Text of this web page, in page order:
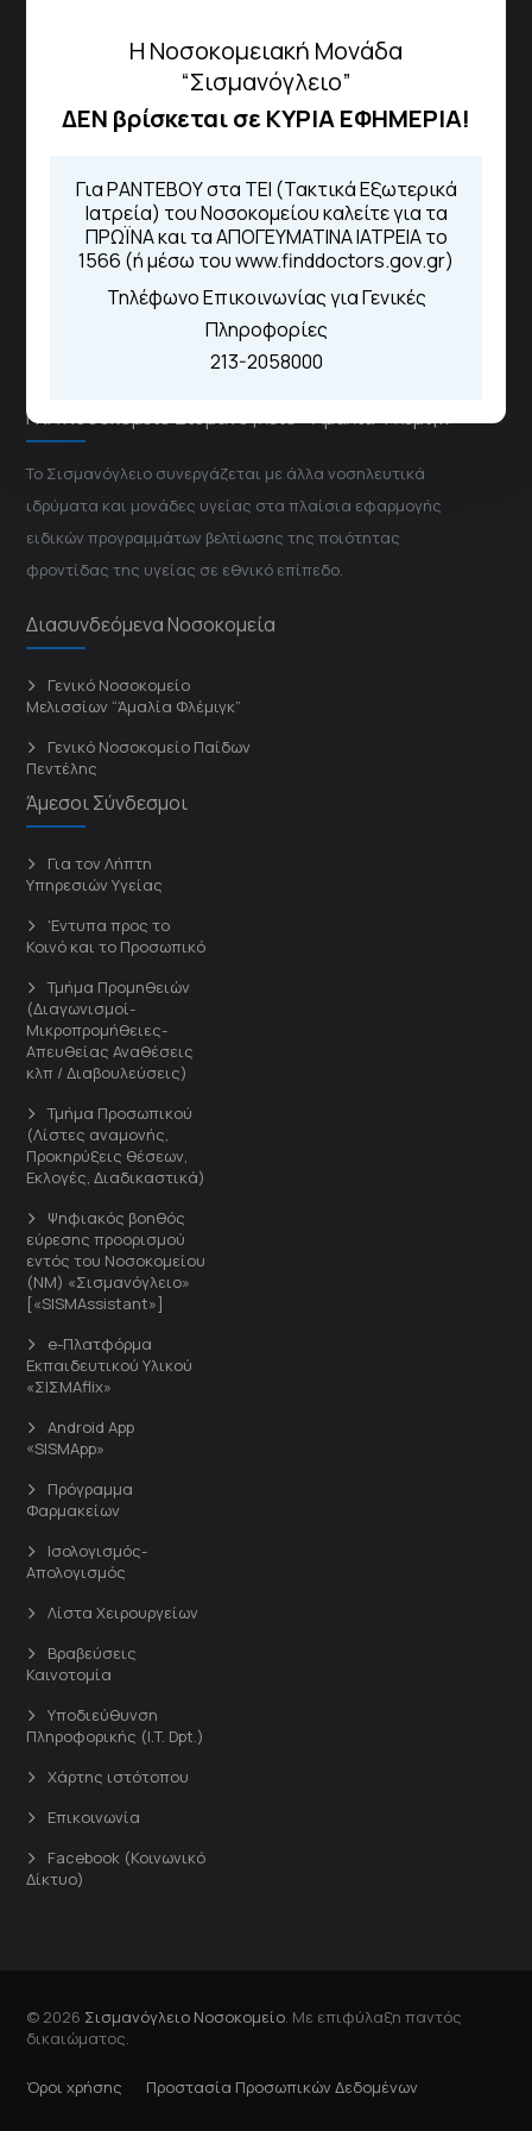
Η Νοσοκομειακή Μονάδα
“Σισμανόγλειο”
ΔΕΝ βρίσκεται σε ΚΥΡΙΑ ΕΦΗΜΕΡΙΑ!
Για ΡΑΝΤΕΒΟΥ στα ΤΕΙ (Τακτικά Εξωτερικά
Ιατρεία) του Νοσοκομείου καλείτε για τα
ΠΡΩΪΝΑ και τα ΑΠΟΓΕΥΜΑΤΙΝΑ ΙΑΤΡΕΙΑ το
1566 (ή μέσω του www.finddoctors.gov.gr)
Τηλέφωνο Επικοινωνίας για Γενικές
Πληροφορίες
213-2058000
Τηλέφωνα για Ραντεβού
ιατρεία:
Από τον ιστότοποeΡαντεβού
Καλώντας στην φωνητική πύλη του
1566
Μέσω της εφαρμογής "MyHealth
App"
ΓΝΑ Νοσοκομείο Σισμανόγλειο - Αμαλία Φλέμιγκ
Το Σισμανόγλειο συνεργάζεται με άλλα νοσηλευτικά
ιδρύματα και μονάδες υγείας στα πλαίσια εφαρμογής
ειδικών προγραμμάτων βελτίωσης της ποιότητας
φροντίδας της υγείας σε εθνικό επίπεδο.
Διασυνδεόμενα Νοσοκομεία
Γενικό Νοσοκομείο
Μελισσίων “Άμαλία Φλέμιγκ”
Γενικό Νοσοκομείο Παίδων
Πεντέλης
Άμεσοι Σύνδεσμοι
Για τον Λήπτη
Υπηρεσιών Υγείας
'Εντυπα προς το
Κοινό και το Προσωπικό
Τμήμα Προμηθειών
(Διαγωνισμοί-
Μικροπρομήθειες-
Απευθείας Αναθέσεις
κλπ / Διαβουλεύσεις)
Τμήμα Προσωπικού
(Λίστες αναμονής,
Προκηρύξεις θέσεων,
Εκλογές, Διαδικαστικά)
Ψηφιακός βοηθός
εύρεσης προορισμού
εντός του Νοσοκομείου
(ΝΜ) «Σισμανόγλειο»
[«SISMAssistant»]
e-Πλατφόρμα
Εκπαιδευτικού Υλικού
«ΣΙΣΜΑflix»
Android App
«SISMApp»
Πρόγραμμα
Φαρμακείων
Ισολογισμός-
Απολογισμός
Λίστα Χειρουργείων
Βραβεύσεις
Καινοτομία
Υποδιεύθυνση
Πληροφορικής (I.T. Dpt.)
Χάρτης ιστότοπου
Επικοινωνία
Facebook (Κοινωνικό
Δίκτυο)
© 2026 Σισμανόγλειο Νοσοκομείο . Με επιφύλαξη παντός
δικαιώματος.
Όροι χρήσης Προστασία Προσωπικών Δεδομένων